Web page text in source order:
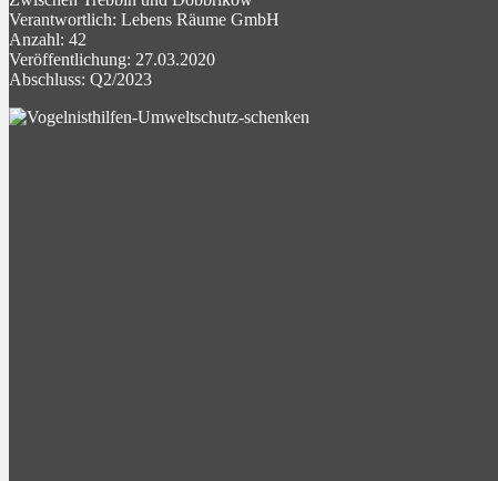
Verantwortlich: Lebens Räume GmbH
Anzahl: 42
Veröffentlichung: 27.03.2020
Abschluss: Q2/2023